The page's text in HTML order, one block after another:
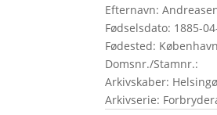
Efternavn:
Fødselsdato: 1885-
Fødested: København
Domsnr./Stamnr.:
Arkivskaber:
Arkivserie: